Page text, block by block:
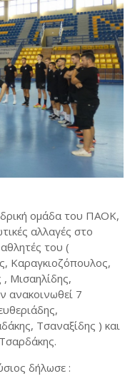
ομάδα του ΠΑΟΚ,
αλλαγές στο
του (
Καραγκιοζόπουλος,
, Μισαηλίδης,
7
Τσαναξίδης ) και
δήλωσε :